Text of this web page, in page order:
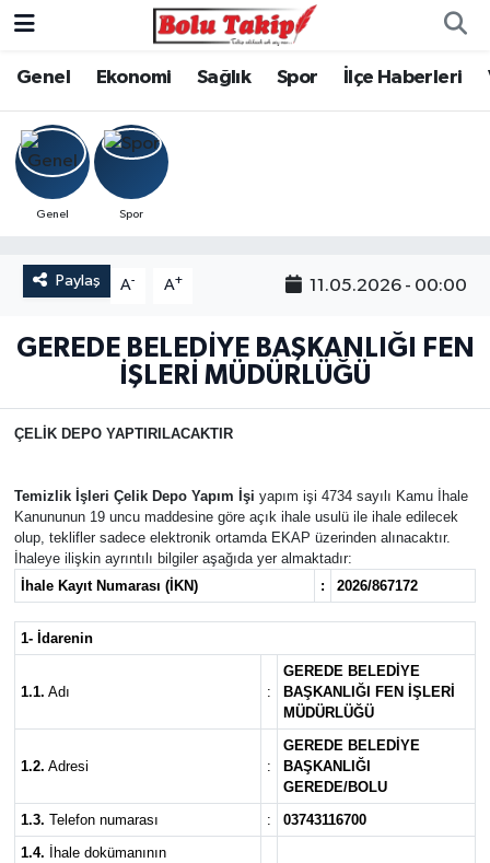
Genel Ekonomi Sağlık Spor İlçe Haberleri
Genel Spor
Paylaş A- A+ 11.05.2026 - 00:00
GEREDE BELEDİYE BAŞKANLIĞI FEN
İŞLERİ MÜDÜRLÜĞÜ
ÇELİK DEPO YAPTIRILACAKTIR
Temizlik İşleri Çelik Depo Yapım İşi yapım işi 4734 sayılı Kamu İhale
Kanununun 19 uncu maddesine göre açık ihale usulü ile ihale edilecek
olup, teklifler sadece elektronik ortamda EKAP üzerinden alınacaktır.
İhaleye ilişkin ayrıntılı bilgiler aşağıda yer almaktadır:
İhale Kayıt Numarası (İKN)
: 2026/867172
1- İdarenin
1.1. Adı :
GEREDE BELEDİYE
BAŞKANLIĞI FEN İŞLERİ
MÜDÜRLÜĞÜ
1.2. Adresi :
GEREDE BELEDİYE
BAŞKANLIĞI
GEREDE/BOLU
1.3. Telefon numarası :
03743116700
1.4. İhale dokümanının